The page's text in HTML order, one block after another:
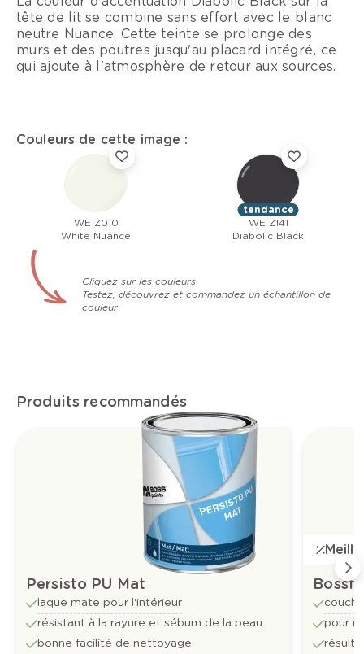
tête de lit se combine sans effort avec le blanc
neutre Nuance. Cette teinte se prolonge des
murs et des poutres jusqu'au placard intégré, ce
qui ajoute à l'atmosphère de retour aux sources.
Couleurs de cette image :
WE Z010
White Nuance
tendance
WE Z141
Diabolic Black
Cliquez sur les couleurs
Testez, découvrez et commandez un échantillon de
couleur
Produits recommandés
Persisto PU Mat
laque mate pour l'intérieur
résistant à la rayure et sébum de la peau
bonne facilité de nettoyage
pour